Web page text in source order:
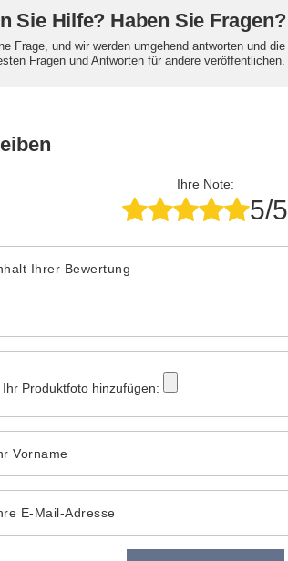
Sie Hilfe? Haben Sie Fragen?
Frage, und wir werden umgehend antworten und die
Fragen und Antworten für andere veröffentlichen.
Ihre Note:
5/5
Ihrer Bewertung
Ihr Produktfoto hinzufügen:
Vorname
E-Mail-Adresse